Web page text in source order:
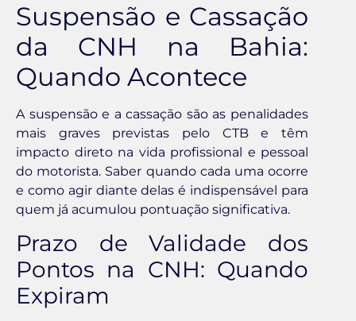
Suspensão e Cassação
da CNH na Bahia:
Quando Acontece
A suspensão e a cassação são as penalidades
mais graves previstas pelo CTB e têm
impacto direto na vida profissional e pessoal
do motorista. Saber quando cada uma ocorre
e como agir diante delas é indispensável para
quem já acumulou pontuação significativa.
Prazo de Validade dos
Pontos na CNH: Quando
Expiram